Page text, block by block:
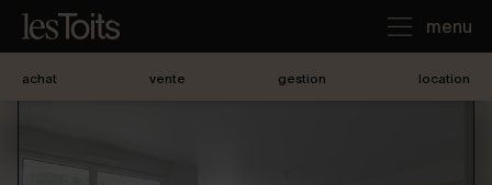
menu
achat vente gestion location